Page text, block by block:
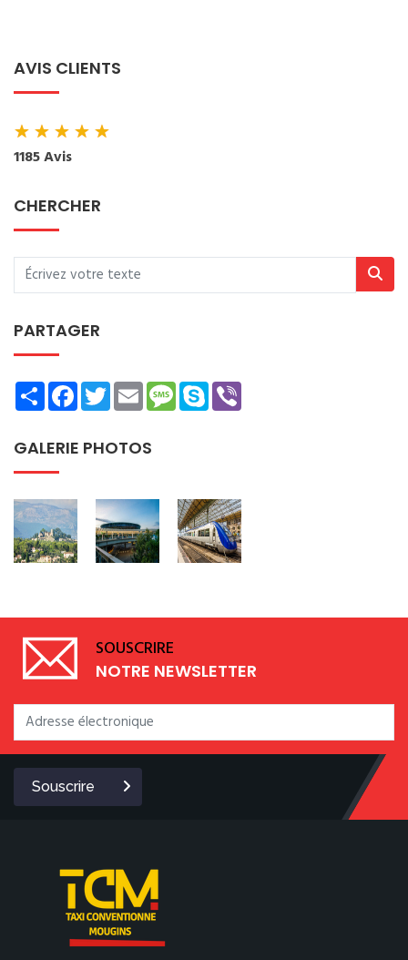
AVIS CLIENTS
★★★★★
1185 Avis
CHERCHER
PARTAGER
ShareFacebookTwitterEmailMessage
Skype
GALERIE PHOTOS
SOUSCRIRE
NOTRE NEWSLETTER
Souscrire